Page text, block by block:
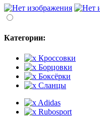
Категории:
Кроссовки
Борцовки
Боксёрки
Сланцы
Adidas
Rubosport